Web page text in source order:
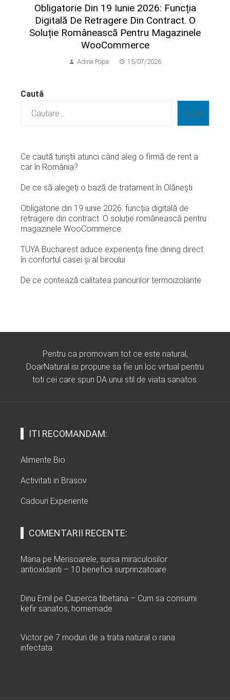
Obligatorie Din 19 Iunie 2026: Funcția
Digitală De Retragere Din Contract. O
Soluție Românească Pentru Magazinele
WooCommerce
Adina Popa 15/07/2026
Caută
Caută
Ce caută turiștii atunci când aleg o firmă de rent a
car în România?
De ce să alegeți o bază de tratament în Olănești
Obligatorie din 19 iunie 2026: funcția digitală de
retragere din contract. O soluție românească pentru
magazinele WooCommerce
TUYA Bucharest aduce experiența fine dining direct
în confortul casei și al biroului
De ce contează calitatea panourilor termoizolante
Pentru ca promovam tot ce este natural,
DoarNatural isi propune sa fie un loc virtual pentru
toti cei care spun DA unui stil de viata sanatos.
ITI RECOMANDAM:
Alimente Bio
Activitati in Brasov
Cadouri Experiente
COMENTARII RECENTE:
Maria pe Merisoarele, sursa miraculosilor
antioxidanti – 10 beneficii surprinzatoare
Dinu Emil pe Ciuperca tibetana – Cum sa consumi
kefir sanatos, homemade
Victor pe 7 moduri de a trata natural o rana
infectata